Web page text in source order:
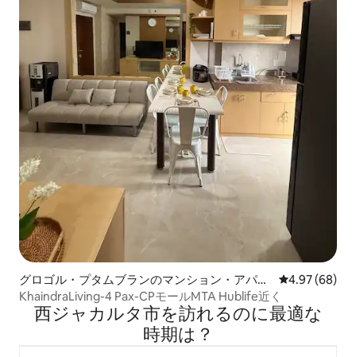
グロゴル・プタムブランのマンション・アパー
ト
レビュー68
4.97 (68)
KhaindraLiving-4 Pax-CPモールMTA Hublife近く
西ジャカルタ市を訪⁠れ⁠るの⁠に最⁠適⁠な
時⁠期⁠は⁠？